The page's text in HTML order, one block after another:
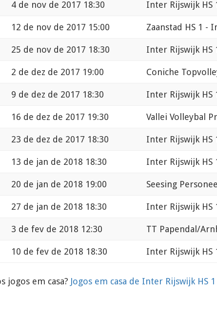
4 de nov de 2017 18:30 Inter Rijswijk HS
12 de nov de 2017 15:00 Zaanstad HS 1 -
25 de nov de 2017 18:30 Inter Rijswijk HS
2 de dez de 2017 19:00 Coniche
9 de dez de 2017 18:30 Inter Rijswijk HS
16 de dez de 2017 19:30 Vallei Volleybal
23 de dez de 2017 18:30 Inter Rijswijk HS
13 de jan de 2018 18:30 Inter Rijswijk HS
20 de jan de 2018 19:00 Seesing
27 de jan de 2018 18:30 Inter Rijswijk HS
3 de fev de 2018 12:30 TT Papendal/
10 de fev de 2018 18:30 Inter Rijswijk HS
jogos em casa? Jogos em casa de Inter Rijswijk HS 1